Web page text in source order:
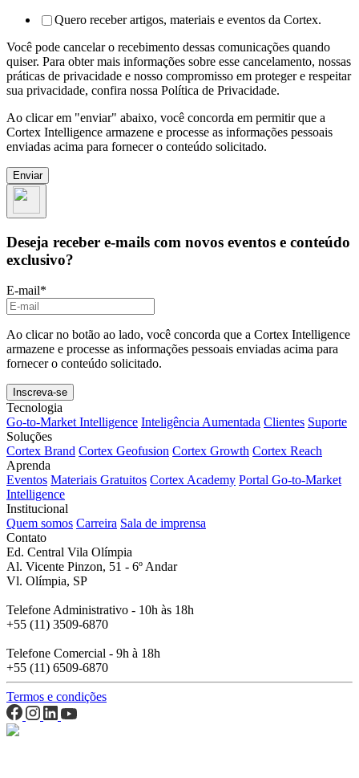
Quero receber artigos, materiais e eventos da Cortex.
Você pode cancelar o recebimento dessas comunicações quando
quiser. Para obter mais informações sobre esse cancelamento, nossas
práticas de privacidade e nosso compromisso em proteger e respeitar
sua privacidade, confira nossa Política de Privacidade.
Ao clicar em "enviar" abaixo, você concorda em permitir que a
Cortex Intelligence armazene e processe as informações pessoais
enviadas acima para fornecer o conteúdo solicitado.
Deseja receber e-mails com novos eventos e conteúdo
exclusivo?
E-mail*
Ao clicar no botão ao lado, você concorda que a Cortex Intelligence
armazene e processe as informações pessoais enviadas acima para
fornecer o conteúdo solicitado.
Tecnologia
Go-to-Market Intelligence Inteligência Aumentada Clientes Suporte
Soluções
Cortex Brand Cortex Geofusion Cortex Growth Cortex Reach
Aprenda
Eventos Materiais Gratuitos Cortex Academy Portal Go-to-Market
Intelligence
Institucional
Quem somos Carreira Sala de imprensa
Contato
Ed. Central Vila Olímpia
Al. Vicente Pinzon, 51 - 6º Andar
Vl. Olímpia, SP
Telefone Administrativo - 10h às 18h
+55 (11) 3509-6870
Telefone Comercial - 9h à 18h
+55 (11) 6509-6870
Termos e condições